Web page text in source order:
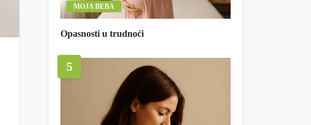
MOJA BEBA
Opasnosti u trudnoći
5